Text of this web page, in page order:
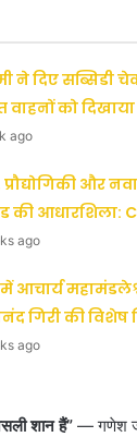
ने दिए सब्सिडी
वाहनों को
ago
प्रौद्योगिकी और
की आधारशिला:
ago
में आचार्य
गिरी की विशेष
ago
शान हैं” — गणेश